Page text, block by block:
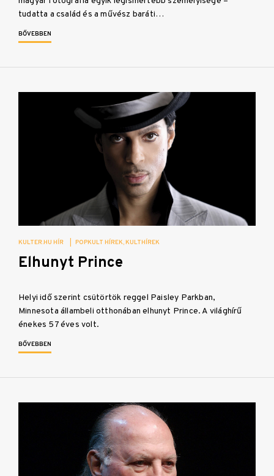
tudatta a család és a művész baráti…
BŐVEBBEN
KULTER.HU HÍR POPKULT HÍREK KULTHÍREK
Elhunyt Prince
Helyi idő szerint csütörtök reggel Paisley Parkban,
Minnesota állambeli otthonában elhunyt Prince. A világhírű
énekes 57 éves volt.
BŐVEBBEN